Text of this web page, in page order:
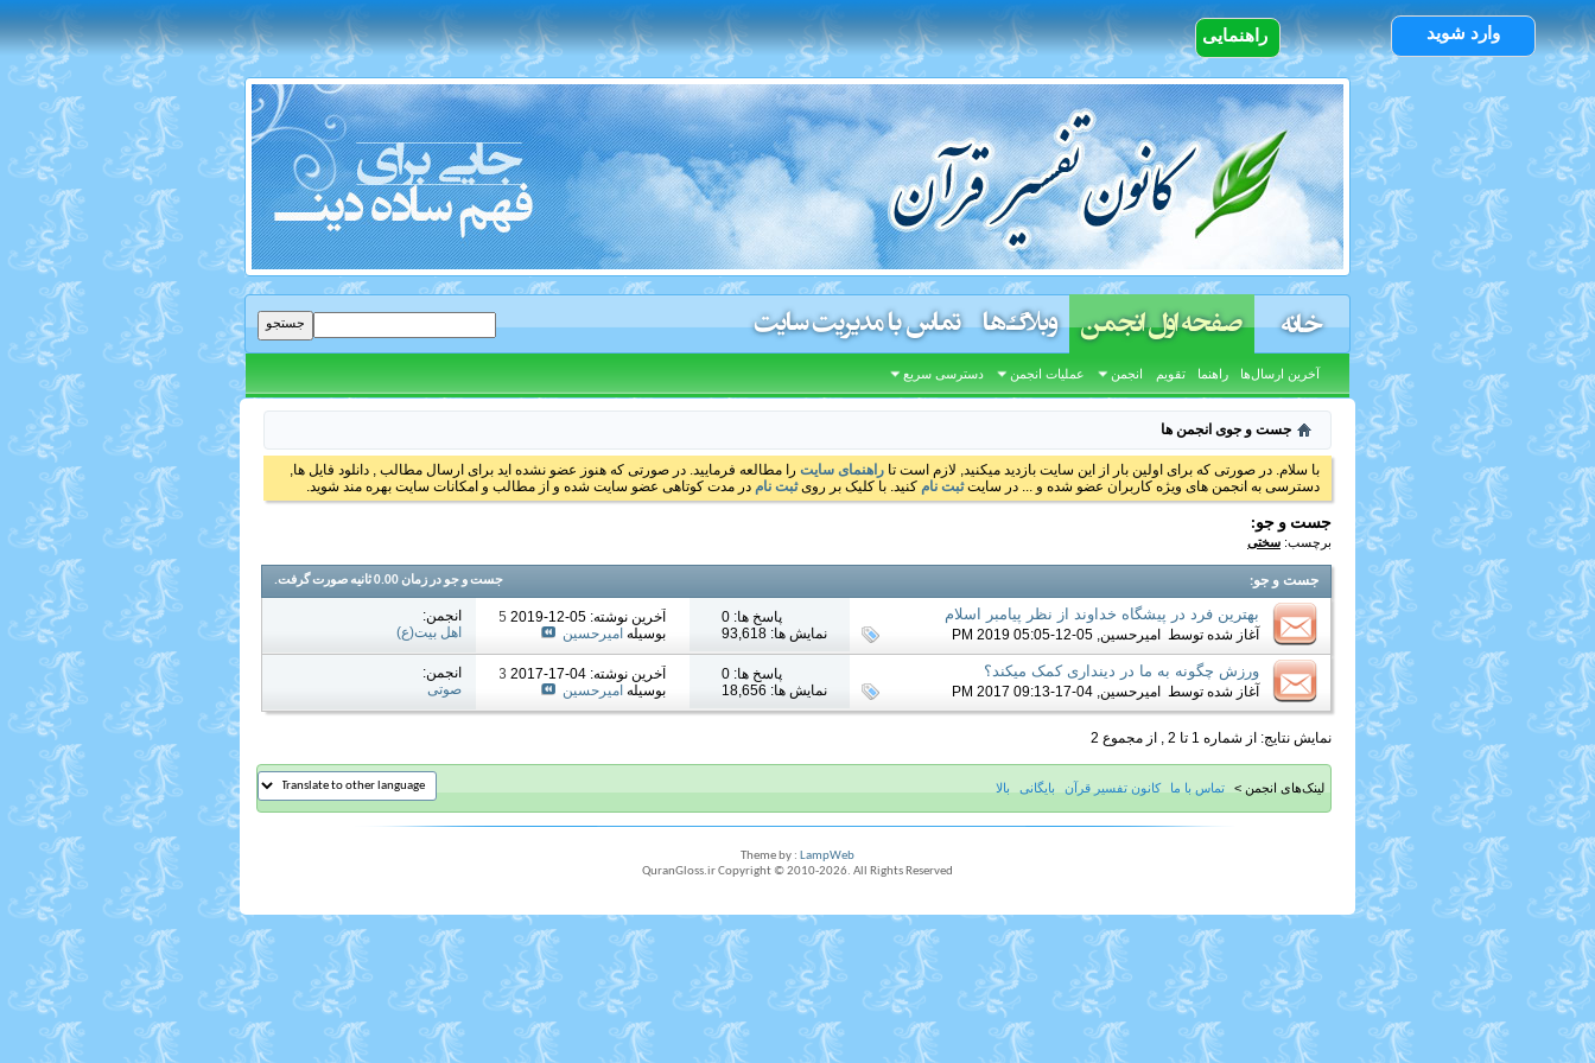
راهنمایی وارد شوید
خانه صفحه اول انجمن
آخرین ارسال‌ها راهنما تقویم انجمن عملیات انجمن دسترسی سریع
وبلاگ‌ها تماس با مدیریت سایت
جست و جوی انجمن ها
با سلام. در صورتی که برای اولین بار از این سایت بازدید میکنید, لازم است تا راهنمای سایت را مطالعه فرمایید. در صورتی که هنوز عضو نشده اید برای ارسال مطالب , دانلود فایل ها,
دسترسی به انجمن های ویژه کاربران عضو شده و ... در سایتثبت نام کنید. با کلیک بر رویثبت نام در مدت کوتاهی عضو سایت شده و از مطالب و امکانات سایت بهره مند شوید.
جست و جو:
برچسب: سختی
جست و جو: جست و جو در زمان 0.00ثانیه صورت گرفت.
بهترین فرد در پیشگاه خداوند از نظر پیامبر اسلام
آغاز شده توسط امیرحسین, 05-12-2019 05:05 PM
پاسخ ها: 0
نمایش ها: 93,618
آخرين نوشته: 05-12-2019
05:05 PM
بوسیله امیرحسین
انجمن:
اهل بیت(ع)
ورزش چگونه به ما در دینداری کمک میکند؟
آغاز شده توسط امیرحسین, 04-17-2017 09:13 PM
پاسخ ها: 0
نمایش ها: 18,656
آخرين نوشته: 04-17-2017
09:13 PM
بوسیله امیرحسین
انجمن:
صوتی
نمایش نتایج: از شماره 1 تا 2 , از مجموع 2
لینک‌های انجمن > تماس با ما کانون تفسیر قرآن بایگانی بالا
Theme by : LampWeb
QuranGloss.ir Copyright © 2010-2026. All Rights Reserved